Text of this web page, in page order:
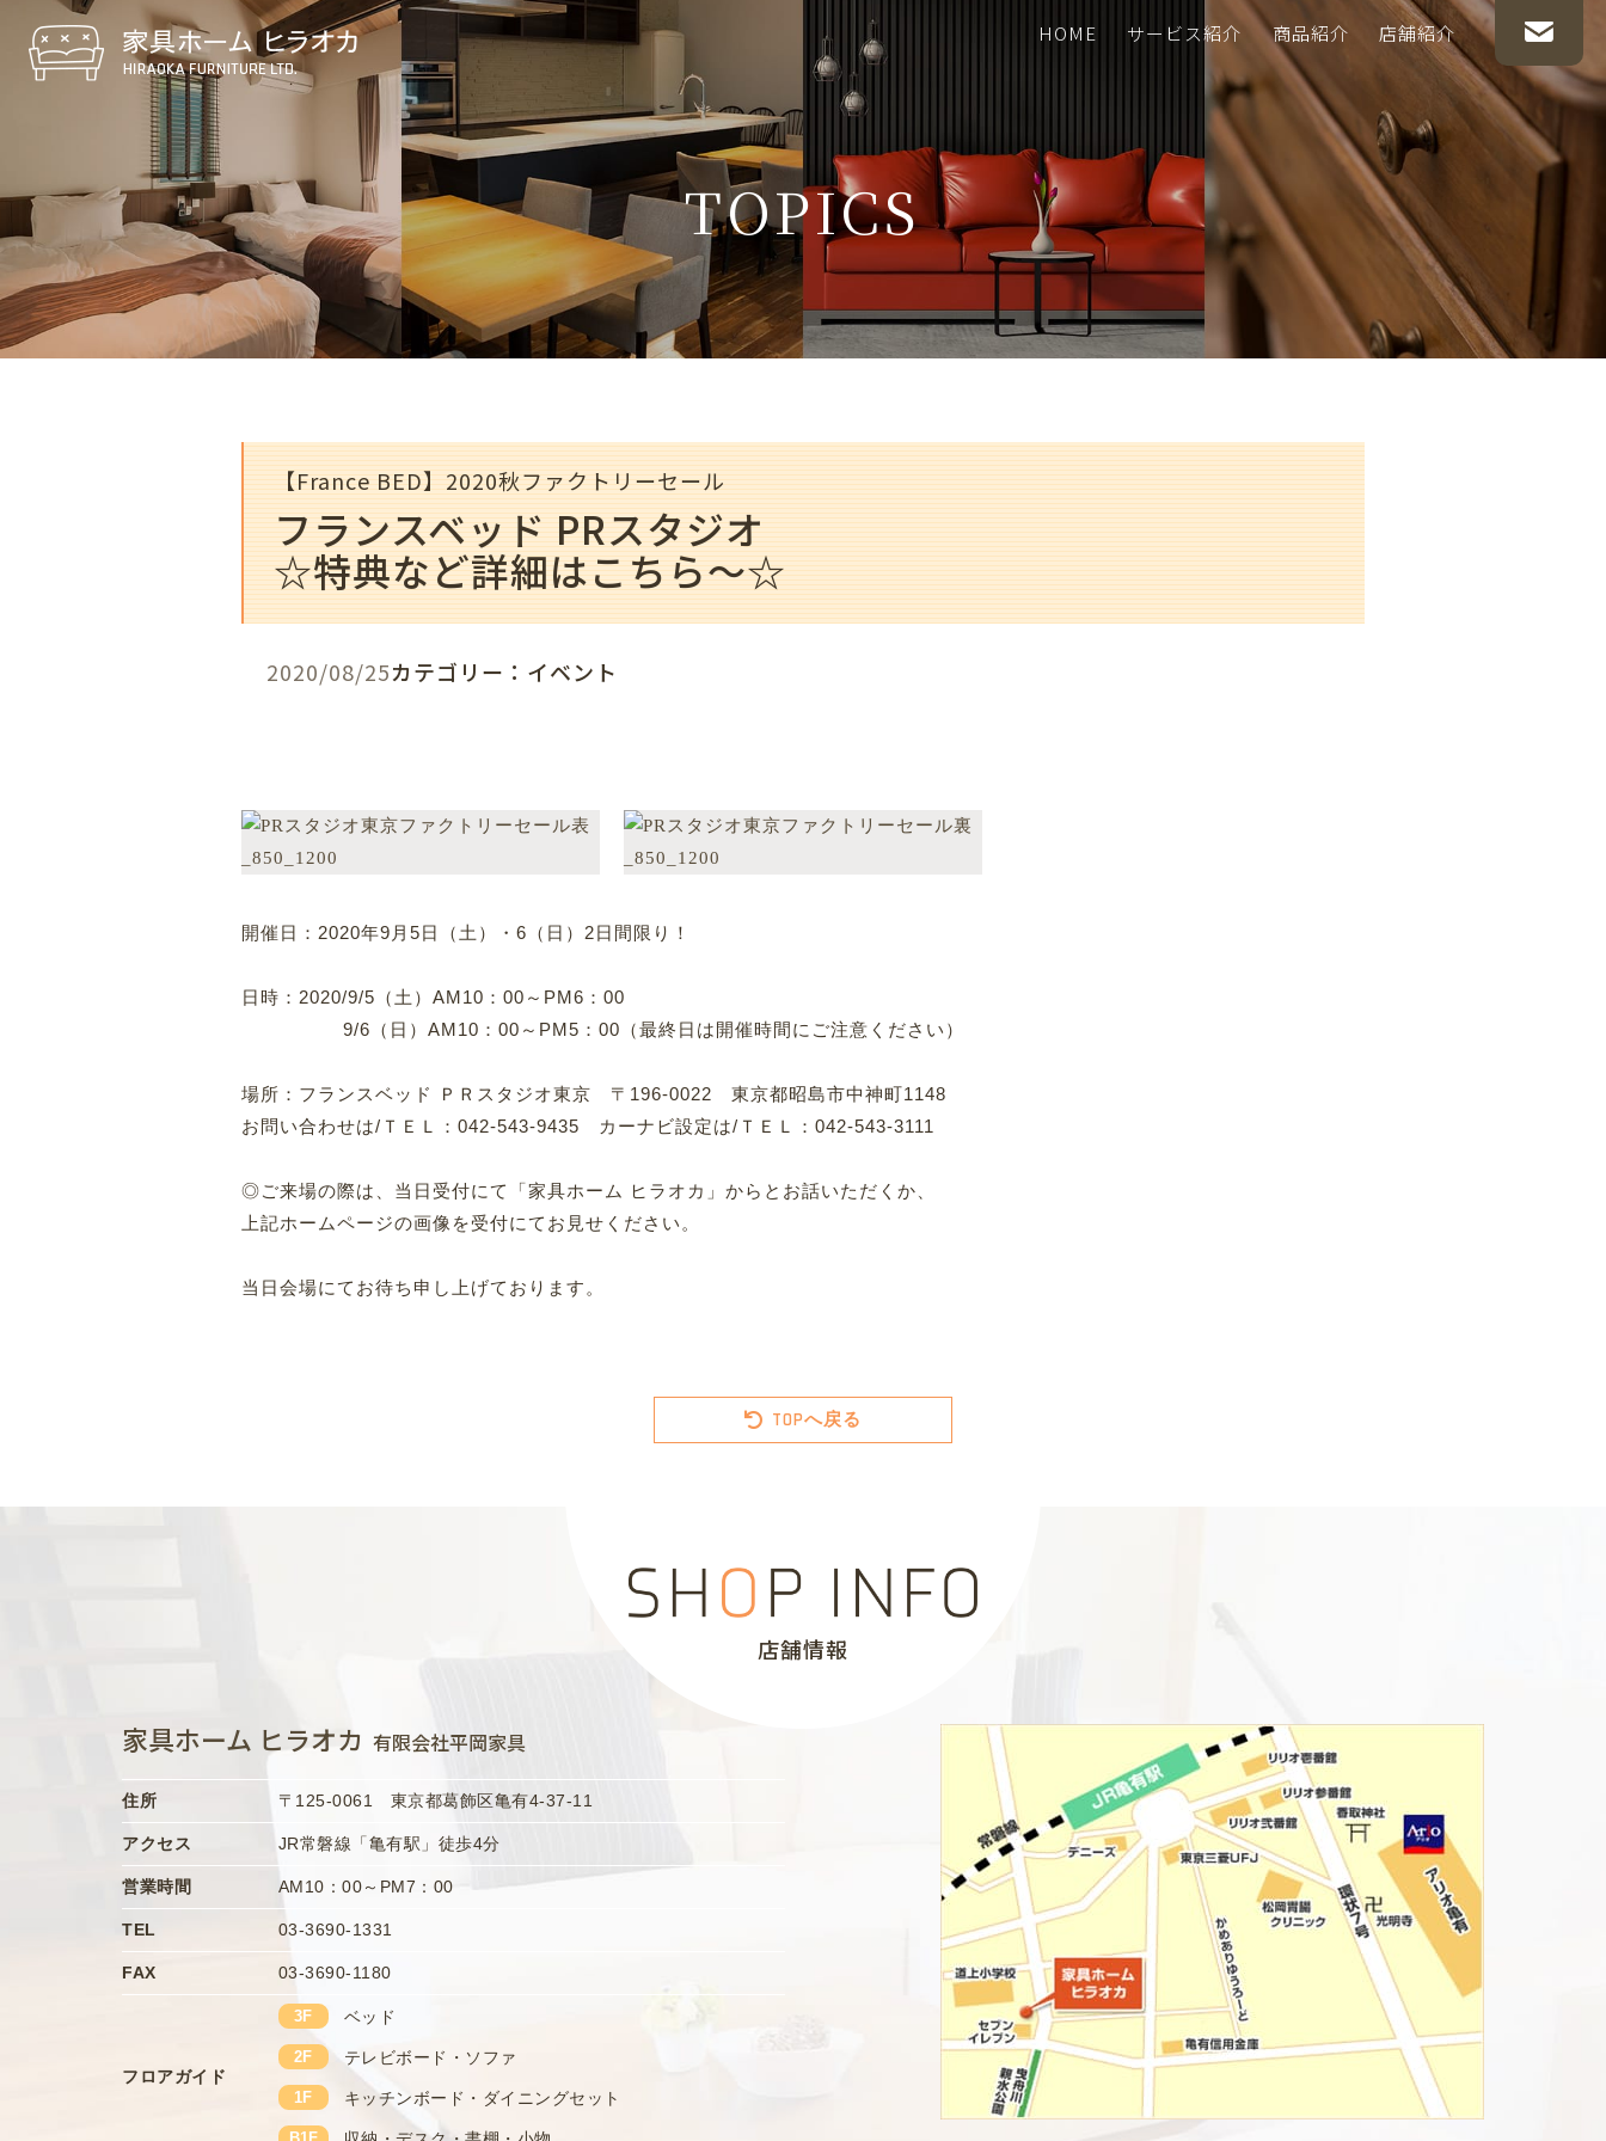
HOME サービス紹介 商品紹介 店舗紹介
TOPICS
【France BED】2020秋ファクトリーセール
フランスベッド PRスタジオ
☆特典など詳細はこちら～☆
2020/08/25カテゴリー：イベント
開催日：2020年9月5日（土）・6（日）2日間限り！
日時：2020/9/5（土）AM10：00～PM6：00
9/6（日）AM10：00～PM5：00（最終日は開催時間にご注意ください）
場所：フランスベッド ＰＲスタジオ東京 〒196-0022 東京都昭島市中神町1148
お問い合わせは/ＴＥＬ：042-543-9435 カーナビ設定は/ＴＥＬ：042-543-3111
◎ご来場の際は、当日受付にて「家具ホーム ヒラオカ」からとお話いただくか、
上記ホームページの画像を受付にてお見せください。
当日会場にてお待ち申し上げております。
TOPへ戻る
店舗情報
家具ホーム ヒラオカ 有限会社平岡家具
住所 〒125-0061 東京都葛飾区亀有4-37-11
アクセス JR常磐線「亀有駅」徒歩4分
営業時間 AM10：00～PM7：00
TEL 03-3690-1331
FAX 03-3690-1180
フロアガイド
3F ベッド
2F テレビボード・ソファ
1F キッチンボード・ダイニングセット